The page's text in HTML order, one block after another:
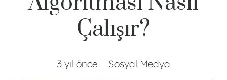
Çalışır?
3 yıl önce Sosyal Medya